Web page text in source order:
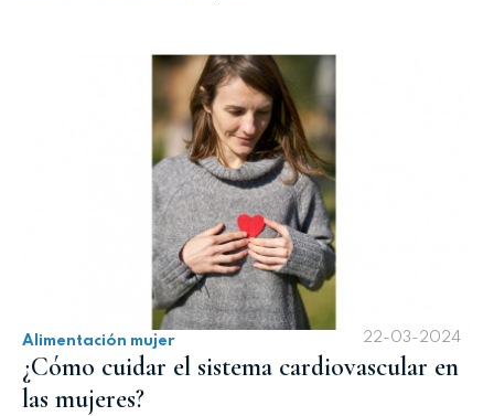
Alimentación mujer 22-03-2024
¿Cómo cuidar el sistema cardiovascular en
las mujeres?